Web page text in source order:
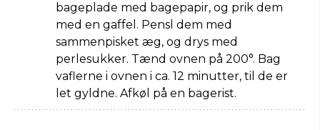
bageplade med bagepapir, og prik dem
med en gaffel. Pensl dem med
sammenpisket æg, og drys med
perlesukker. Tænd ovnen på 200°. Bag
vaflerne i ovnen i ca. 12 minutter, til de er
let gyldne. Afkøl på en bagerist.